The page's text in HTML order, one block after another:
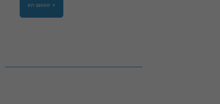
en savoir +